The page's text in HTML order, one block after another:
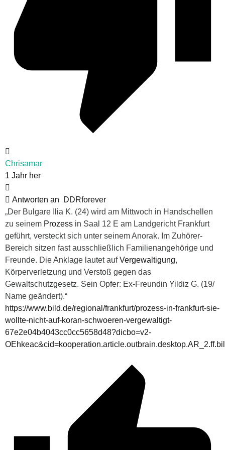
Chrisamar
1 Jahr her
Antworten an
DDRforever
„Der Bulgare Ilia K. (24) wird am Mittwoch in Handschellen
zu seinem Prozess in Saal 12 E am Landgericht Frankfurt
geführt, versteckt sich unter seinem Anorak. Im Zuhörer-
Bereich sitzen fast ausschließlich Familienangehörige und
Freunde. Die Anklage lautet aufVergewaltigung,
Körperverletzung und Verstoß gegen das
Gewaltschutzgesetz. Sein Opfer: Ex-Freundin Yildiz G. (19/
Name geändert).“
https://www.bild.de/regional/frankfurt/prozess-in-frankfurt-sie-
wollte-nicht-auf-koran-schwoeren-vergewaltigt-
67e2e04b4043cc0cc5658d48?dicbo=v2-